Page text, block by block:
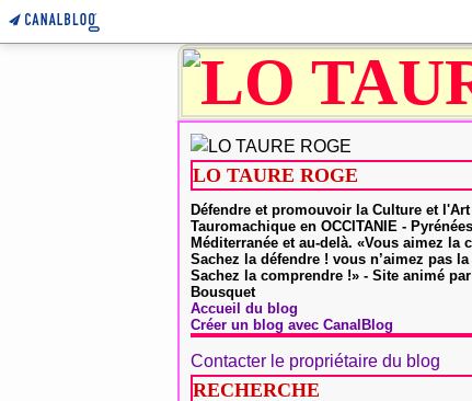
LO TAURE ROGE
Défendre et promouvoir la Culture et l'Art
Tauromachique en OCCITANIE -
Méditerranée et au-delà. «Vous aimez la
Sachez la défendre ! vous n’aimez pas
Sachez la comprendre !» - Site animé
Bousquet
Accueil du blog
Créer un blog avec CanalBlog
Contacter le propriétaire du blog
RECHERCHE